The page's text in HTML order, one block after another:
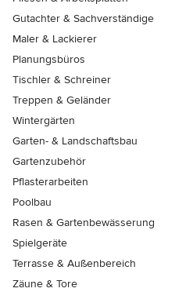
Gutachter & Sachverständige
Maler & Lackierer
Planungsbüros
Tischler & Schreiner
Treppen & Geländer
Wintergärten
Garten- & Landschaftsbau
Gartenzubehör
Pflasterarbeiten
Poolbau
Rasen & Gartenbewässerung
Spielgeräte
Terrasse & Außenbereich
Zäune & Tore